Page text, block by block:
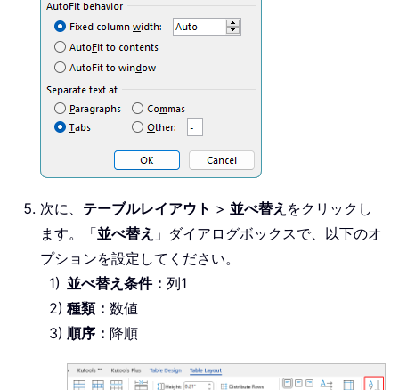
次に、 テーブルレイアウト > 並べ替え をクリックし
ます。「並べ替え 」ダイアログボックスで、以下のオ
プションを設定してください。
並べ替え条件： 列1
種類： 数値
順序： 降順